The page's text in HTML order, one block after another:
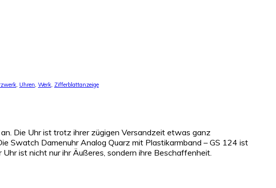
Uhren Werk Zifferblattanzeige
Die Uhr ist trotz ihrer zügigen Versandzeit etwas ganz
Swatch Damenuhr Analog Quarz mit Plastikarmband – GS 124 ist
ist nicht nur ihr Äußeres, sondern ihre Beschaffenheit.